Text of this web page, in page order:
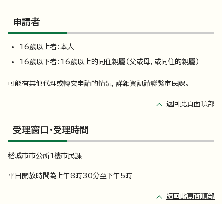
申請者
16歲以上者：本人
16歲以下者：16歲以上的同住親屬（父或母，或同住的親屬）
可能有其他代理或轉交申請的情況，詳細資訊請聯繫市民課。
返回此頁面頂部
受理窗口・受理時間
稻城市市公所1樓市民課
平日開放時間為上午8時30分至下午5時
返回此頁面頂部